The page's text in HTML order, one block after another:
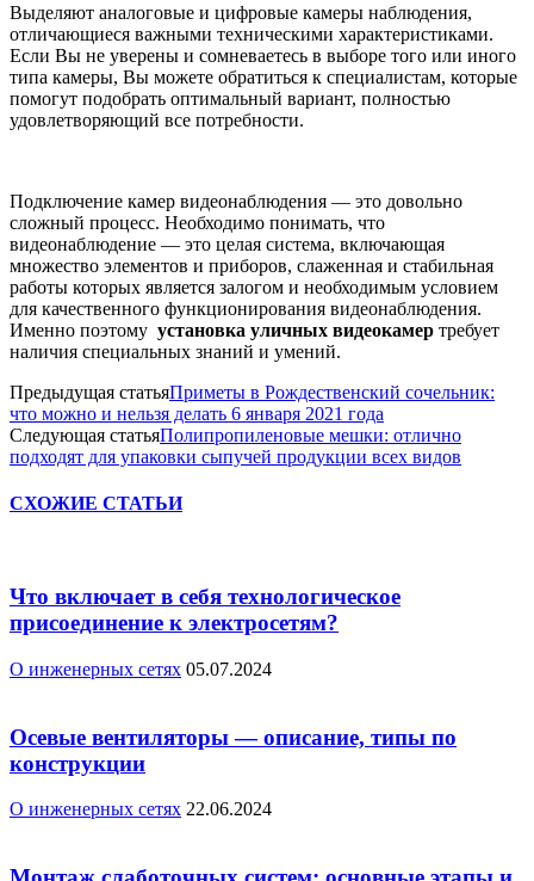
Выделяют аналоговые и цифровые камеры наблюдения,
отличающиеся важными техническими характеристиками.
Если Вы не уверены и сомневаетесь в выборе того или иного
типа камеры, Вы можете обратиться к специалистам, которые
помогут подобрать оптимальный вариант, полностью
удовлетворяющий все потребности.
Подключение камер видеонаблюдения — это довольно
сложный процесс. Необходимо понимать, что
видеонаблюдение — это целая система, включающая
множество элементов и приборов, слаженная и стабильная
работы которых является залогом и необходимым условием
для качественного функционирования видеонаблюдения.
Именно поэтому установка уличных видеокамер требует
наличия специальных знаний и умений.
Предыдущая статьяПриметы в Рождественский сочельник:
что можно и нельзя делать 6 января 2021 года
Следующая статьяПолипропиленовые мешки: отлично
подходят для упаковки сыпучей продукции всех видов
СХОЖИЕ СТАТЬИ
Что включает в себя технологическое
присоединение к электросетям?
О инженерных сетях 05.07.2024
Осевые вентиляторы — описание, типы по
конструкции
О инженерных сетях 22.06.2024